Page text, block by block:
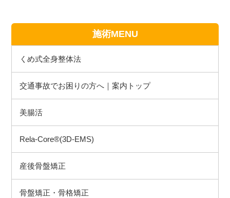
施術MENU
くめ式全身整体法
交通事故でお困りの方へ｜案内トップ
美腸活
Rela-Core®(3D-EMS)
産後骨盤矯正
骨盤矯正・骨格矯正